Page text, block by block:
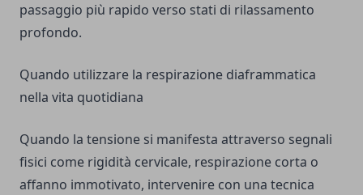
passaggio più rapido verso stati di rilassamento
profondo.
Quando utilizzare la respirazione diaframmatica
nella vita quotidiana
Quando la tensione si manifesta attraverso segnali
fisici come rigidità cervicale, respirazione corta o
affanno immotivato, intervenire con una tecnica